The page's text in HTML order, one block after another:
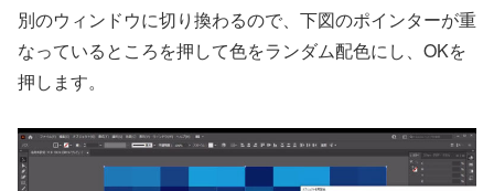
別のウィンドウに切り換わるので、下図のポインターが重
なっているところを押して色をランダム配色にし、OKを
押します。